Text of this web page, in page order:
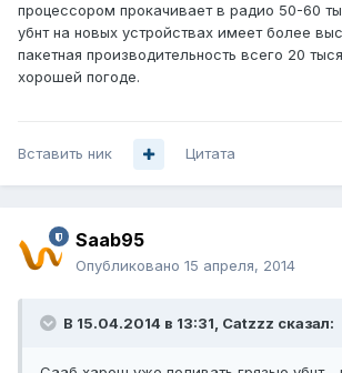
процессором прокачивает в радио 50-60
убнт на новых устройствах имеет более
пакетная производительность всего 20
хорошей погоде.
Вставить ник Цитата
Saab95
Опубликовано 15 апреля, 2014
В 15.04.2014 в 13:31, Catzzz сказал: